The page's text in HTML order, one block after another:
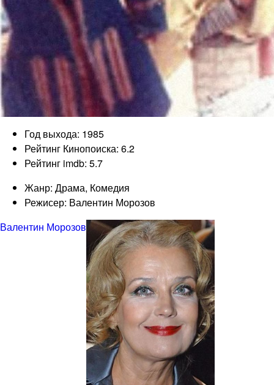
Год выхода: 1985
Рейтинг Кинопоиска: 6.2
Рейтинг imdb: 5.7
Жанр: Драма, Комедия
Режисер: Валентин Морозов
Валентин Морозов